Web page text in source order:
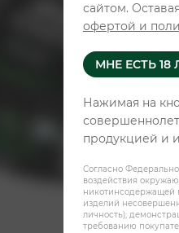
сайтом.
офертой и
МНЕ ЕСТЬ
Нажимая на
продукцией и
Согласно
воздействия
никотинсодержащей
изделий
личность);
требованию